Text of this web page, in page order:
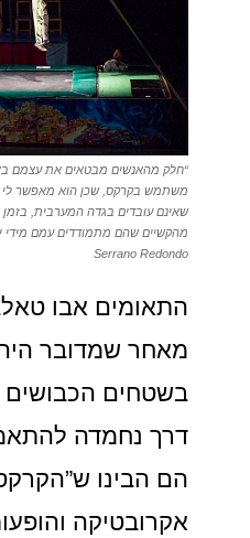
“חלק מהאנשים מבטאים את עצמם
משתמש בקרקס, שכן הוא מאפשר לי
שאינם עובדים בגדה המערבית, בזמן
Serrano Redondo
התאומים אבו
מאחר שמדובר
בשטחים הכבושים
דרך נחמדה
הם הבינו
אקרובטיקה